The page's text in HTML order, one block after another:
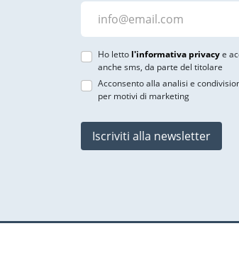
Ho letto l'informativa privacye
anche sms, da parte del titolare
Acconsento alla analisi e
per motivi di marketing
Iscriviti alla newsletter